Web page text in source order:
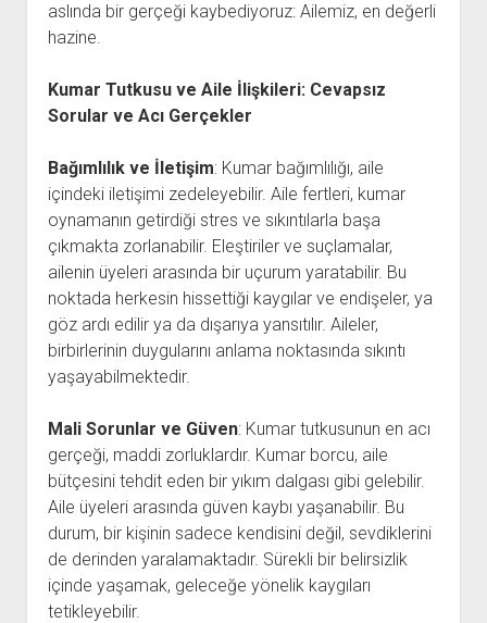
aslında bir gerçeği kaybediyoruz: Ailemiz, en değerli
hazine.
Kumar Tutkusu ve Aile İlişkileri: Cevapsız
Sorular ve Acı Gerçekler
Bağımlılık ve İletişim: Kumar bağımlılığı, aile
içindeki iletişimi zedeleyebilir. Aile fertleri, kumar
oynamanın getirdiği stres ve sıkıntılarla başa
çıkmakta zorlanabilir. Eleştiriler ve suçlamalar,
ailenin üyeleri arasında bir uçurum yaratabilir. Bu
noktada herkesin hissettiği kaygılar ve endişeler, ya
göz ardı edilir ya da dışarıya yansıtılır. Aileler,
birbirlerinin duygularını anlama noktasında sıkıntı
yaşayabilmektedir.
Mali Sorunlar ve Güven: Kumar tutkusunun en acı
gerçeği, maddi zorluklardır. Kumar borcu, aile
bütçesini tehdit eden bir yıkım dalgası gibi gelebilir.
Aile üyeleri arasında güven kaybı yaşanabilir. Bu
durum, bir kişinin sadece kendisini değil, sevdiklerini
de derinden yaralamaktadır. Sürekli bir belirsizlik
içinde yaşamak, geleceğe yönelik kaygıları
tetikleyebilir.